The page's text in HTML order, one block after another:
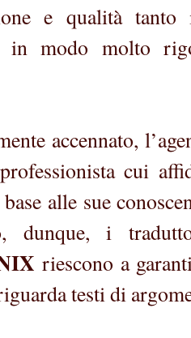
e qualità
in modo molto
accennato,
cui
alle sue
dunque, i
riescono a
testi di